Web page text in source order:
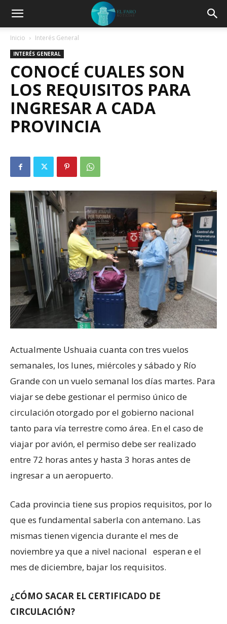
Inicio Interés General
INTERÉS GENERAL
CONOCÉ CUALES SON
LOS REQUISITOS PARA
INGRESAR A CADA
PROVINCIA
Actualmente Ushuaia cuanta con tres vuelos
semanales, los lunes, miércoles y sábado y Río
Grande con un vuelo semanal los días martes. Para
viajar se debe gestionar el permiso único de
circulación otorgado por el gobierno nacional
tanto para vía terrestre como área. En el caso de
viajar por avión, el permiso debe ser realizado
entre 72 horas antes y hasta 3 horas antes de
ingresar a un aeropuerto.
Cada provincia tiene sus propios requisitos, por lo
que es fundamental saberla con antemano. Las
mismas tienen vigencia durante el mes de
noviembre ya que a nivel nacional esperan e el
mes de diciembre, bajar los requisitos.
¿CÓMO SACAR EL CERTIFICADO DE
CIRCULACIÓN?